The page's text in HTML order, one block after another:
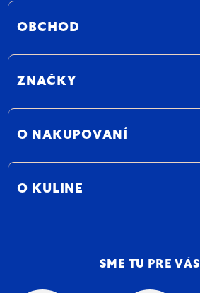
OBCHOD
ZNAČKY
O NAKUPOVANÍ
O KULINE
SME TU PRE VÁS